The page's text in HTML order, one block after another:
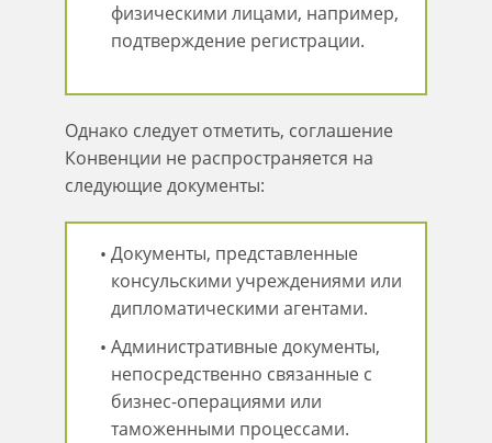
физическими лицами, например,
подтверждение регистрации.
Однако следует отметить, соглашение
Конвенции не распространяется на
следующие документы:
Документы, представленные
консульскими учреждениями или
дипломатическими агентами.
Административные документы,
непосредственно связанные с
бизнес-операциями или
таможенными процессами.